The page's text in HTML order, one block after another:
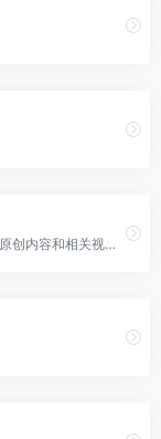
为产品经理爱好者提供最优质的产品资讯、原创内容和相关视频课程